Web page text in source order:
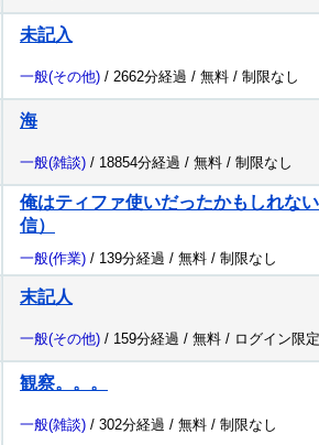
未記入
一般(その他) / 2662分経過 / 無料 / 制限なし
海
一般(雑談) / 18854分経過 / 無料 / 制限なし
俺はティファ使いだったかもしれな
信）
一般(作業) / 139分経過 / 無料 / 制限なし
末記人
一般(その他) / 159分経過 / 無料 / ログイン限定
観察。。。
一般(雑談) / 302分経過 / 無料 / 制限なし